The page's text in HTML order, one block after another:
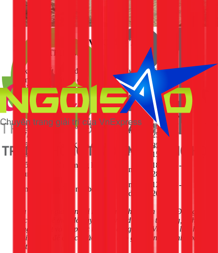
Bảng Báo Giá Dịch Vụ Chống Thấm Trần Nhà Bê
Tông tại TPHCM
1Fix cam kết mang đến dịch vụ chất lượng với chi phí hợp lý
và minh bạch. Dưới đây là
bảng giá tham khảo cho các
phương pháp chống thấm phổ biến:
Hạng Mục Thi Công
Đơn
Đơn Giá
(VNĐ)
Chống thấm bằng SikaTop Seal
107/109
m²
150.000 -
250.000
Chống thấm bằng Kova CT-11A
Plus
m²
85.000 -
150.000
Chống thấm bằng màng khò nóng
bitum
m²
180.000 -
280.000
Bơm keo PU xử lý nứt bê tông
mét
dài
120.000 -
200.000
Lưu ý: Bảng giá trên chỉ mang tính chất tham khảo. Đơn giá
thực tế có thể thay đổi tùy thuộc vào diện tích thi công, tình
trạng bề mặt và độ phức tạp của công trình. Vui lòng liên hệ
hotline 1Fix để được khảo sát và báo giá miễn phí, chính xác
nhất.